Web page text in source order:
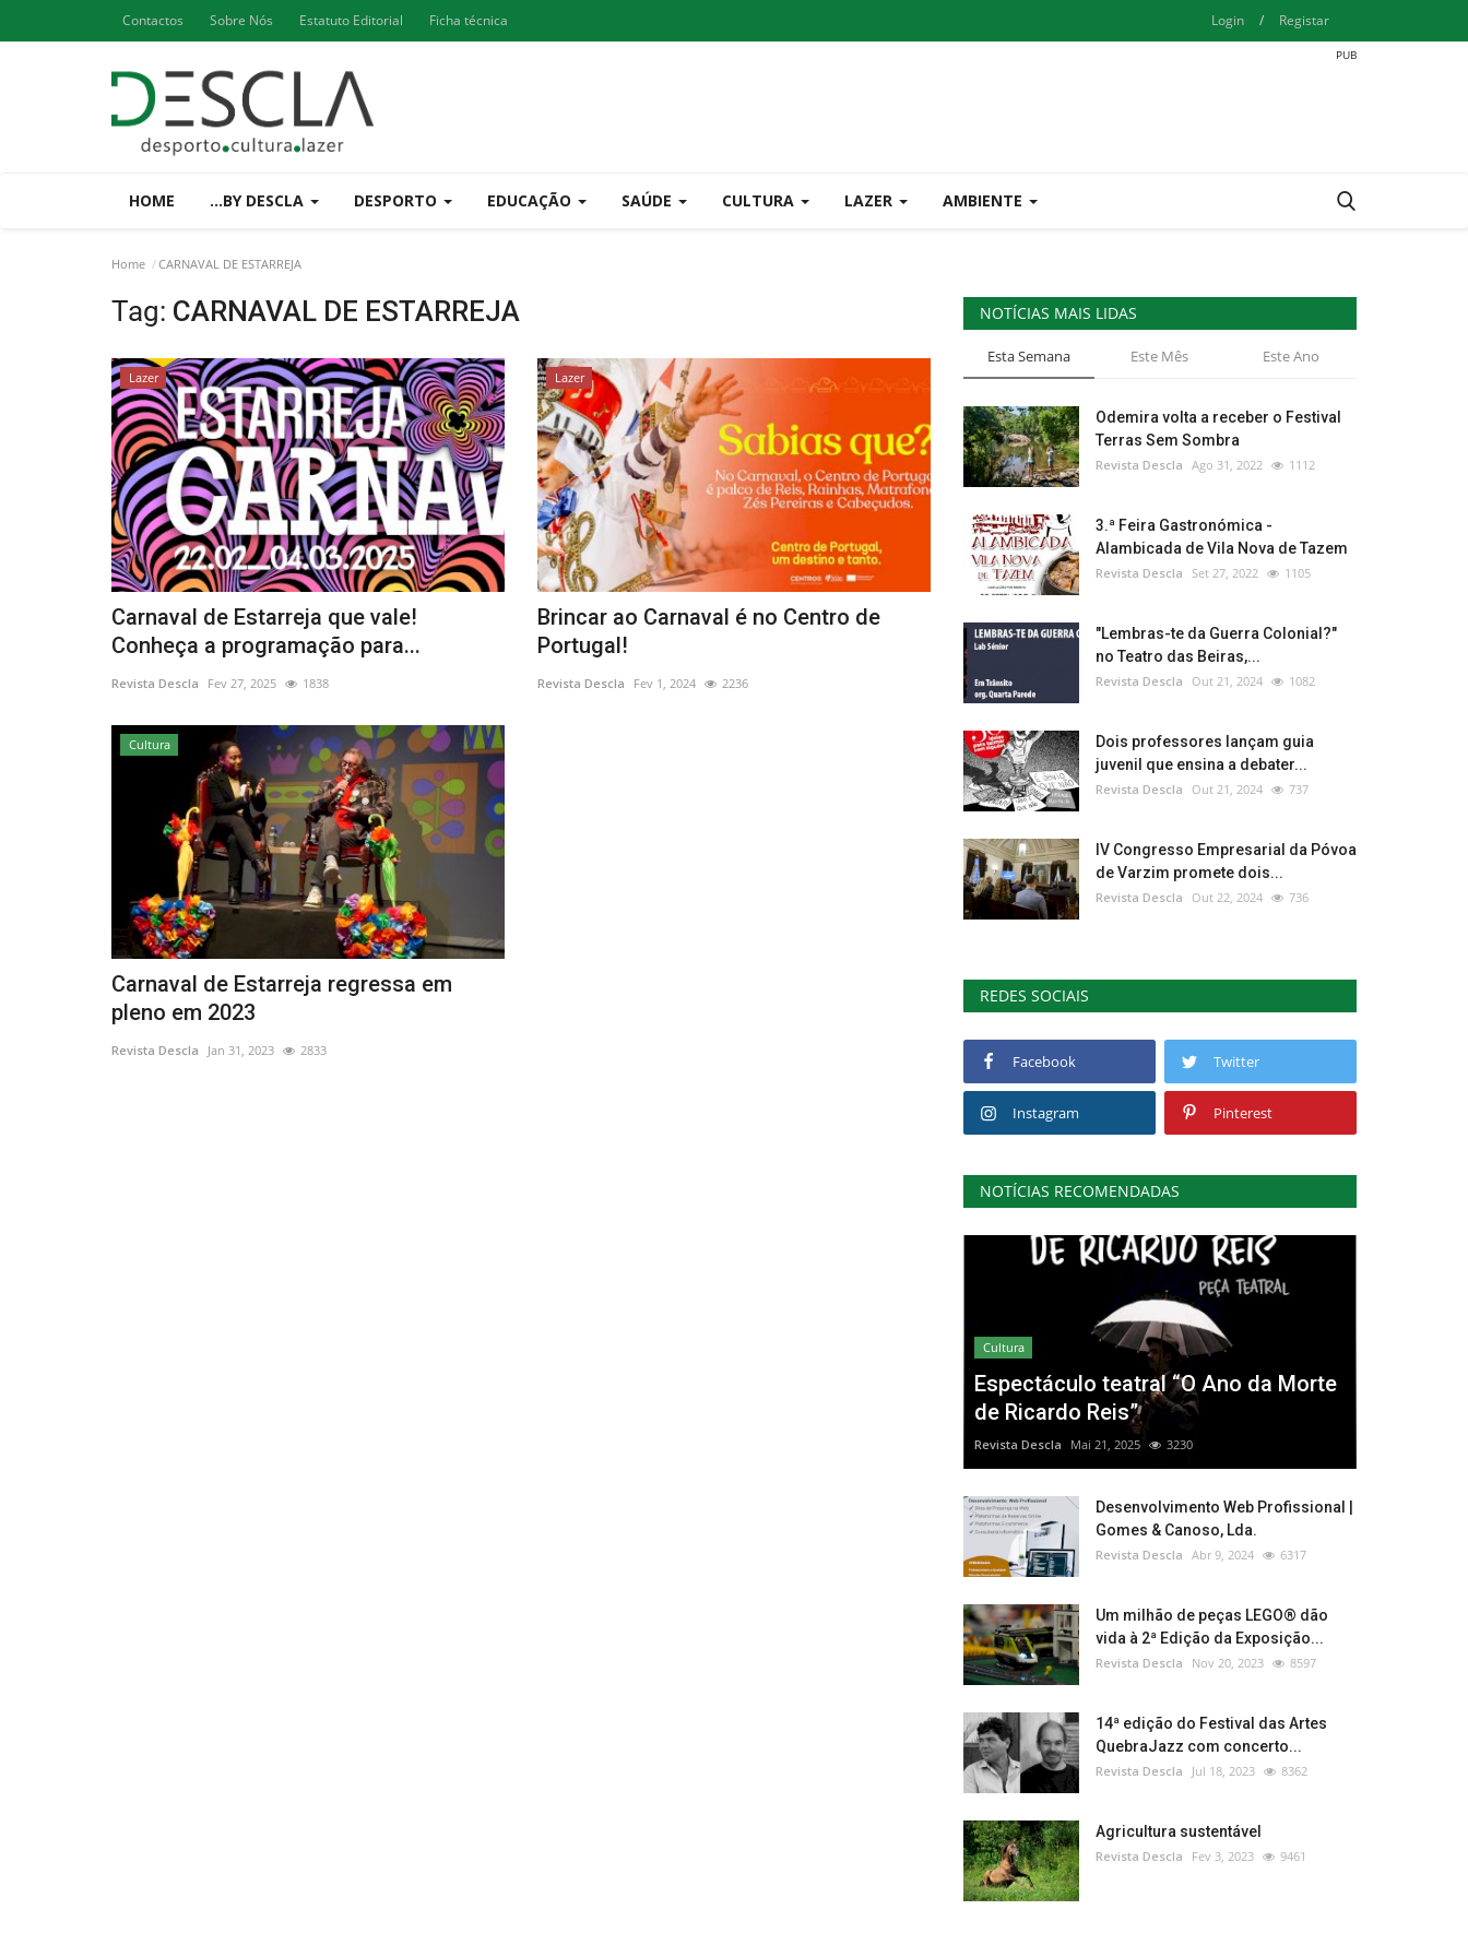
Contactos Sobre Nós Estatuto Editorial Ficha técnica Login / Registar
HOME ...BY DESCLA DESPORTO EDUCAÇÃO SAÚDE CULTURA LAZER AMBIENTE
Home CARNAVAL DE ESTARREJA
Tag: CARNAVAL DE ESTARREJA
Lazer
Carnaval de Estarreja que vale!
Conheça a programação para...
Revista Descla Fev 27, 2025 1838
Lazer
Brincar ao Carnaval é no Centro de
Portugal!
Revista Descla Fev 1, 2024 2236
Cultura
Carnaval de Estarreja regressa em
pleno em 2023
Revista Descla Jan 31, 2023 2833
NOTÍCIAS MAIS LIDAS
Esta Semana Este Mês Este Ano
Odemira volta a receber o Festival
Terras Sem Sombra
Revista Descla Ago 31, 2022 1112
3.ª Feira Gastronómica -
Alambicada de Vila Nova de Tazem
Revista Descla Set 27, 2022 1105
"Lembras-te da Guerra Colonial?"
no Teatro das Beiras,...
Revista Descla Out 21, 2024 1082
Dois professores lançam guia
juvenil que ensina a debater...
Revista Descla Out 21, 2024 737
IV Congresso Empresarial da Póvoa
de Varzim promete dois...
Revista Descla Out 22, 2024 736
REDES SOCIAIS
Facebook Twitter
Instagram Pinterest
NOTÍCIAS RECOMENDADAS
Cultura
Espectáculo teatral “O Ano da Morte
de Ricardo Reis”
Revista Descla Mai 21, 2025 3230
Desenvolvimento Web Profissional |
Gomes & Canoso, Lda.
Revista Descla Abr 9, 2024 6317
Um milhão de peças LEGO® dão
vida à 2ª Edição da Exposição...
Revista Descla Nov 20, 2023 8597
14ª edição do Festival das Artes
QuebraJazz com concerto...
Revista Descla Jul 18, 2023 8362
Agricultura sustentável
Revista Descla Fev 3, 2023 9461